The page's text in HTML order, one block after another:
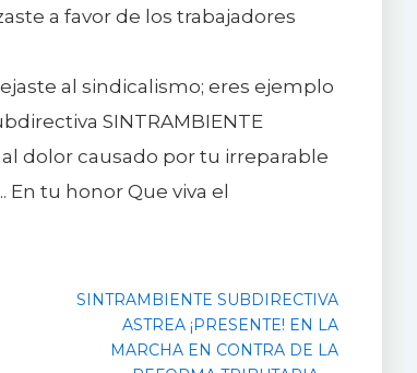
a favor de los trabajadores
al sindicalismo; eres ejemplo
SINTRAMBIENTE
al dolor causado por tu irreparable
En tu honor Que viva el
SINTRAMBIENTE SUBDIRECTIVA
ASTREA ¡PRESENTE! EN LA
MARCHA EN CONTRA DE LA